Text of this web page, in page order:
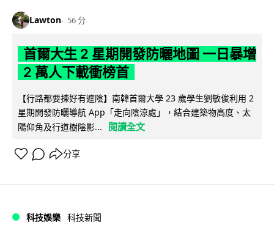
Lawton 56 分
首爾大生 2 星期開發防曬地圖 一日暴增
2 萬人下載衝榜首
【行路都要揀好有遮陰】南韓首爾大學 23 歲學生劉敏俊利用 2
星期開發防曬導航 App「走向陰涼處」，結合建築物高度、太
陽仰角及行道樹陰影...
閱讀全文
分享
科技娛樂 科技新聞